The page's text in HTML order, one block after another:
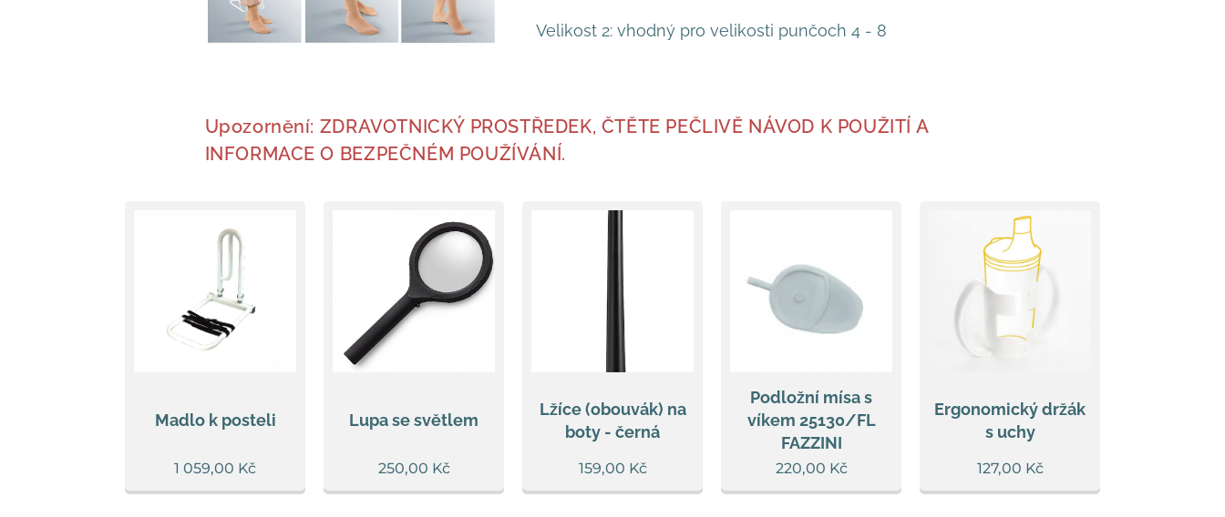
Velikost 2: vhodný pro velikosti punčoch 4 - 8
Upozornění: ZDRAVOTNICKÝ PROSTŘEDEK, ČTĚTE PEČLIVĚ NÁVOD K POUŽITÍ A
INFORMACE O BEZPEČNÉM POUŽÍVÁNÍ.
Madlo k posteli
1 059,00 Kč
Lupa se světlem
250,00 Kč
Lžíce (obouvák) na
boty - černá
159,00 Kč
Podložní mísa s
víkem 25130/FL
FAZZINI
220,00 Kč
Ergonomický držák
s uchy
127,00 Kč